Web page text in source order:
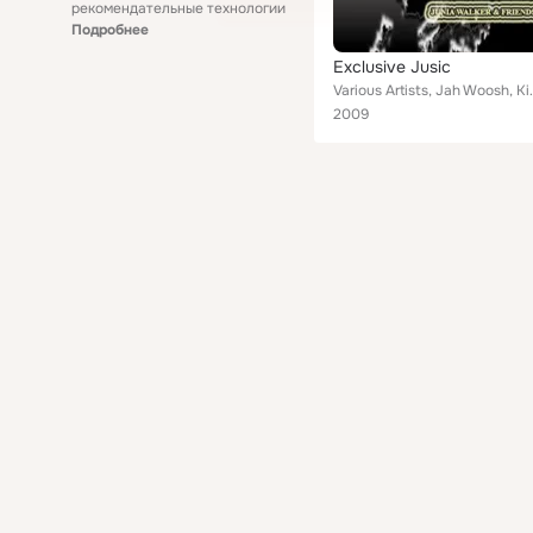
рекомендательные технологии
Подробнее
Exclusive Jusic
Various Artists, Jah Woosh,
2009